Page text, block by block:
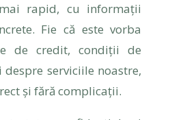
rapid, cu informații
Fie că este vorba
de credit, condiții de
serviciile noastre,
și fără complicații.